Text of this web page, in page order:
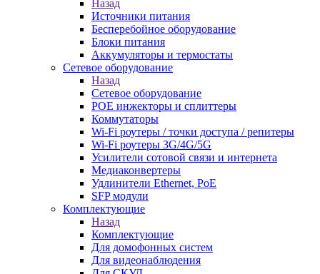
Назад
Источники питания
Бесперебойное оборудование
Блоки питания
Аккумуляторы и термостаты
Сетевое оборудование
Назад
Сетевое оборудование
POE инжекторы и сплиттеры
Коммутаторы
Wi-Fi роутеры / точки доступа / репитеры
Wi-Fi роутеры 3G/4G/5G
Усилители сотовой связи и интернета
Медиаконвертеры
Удлинители Ethernet, PoE
SFP модули
Комплектующие
Назад
Комплектующие
Для домофонных систем
Для видеонаблюдения